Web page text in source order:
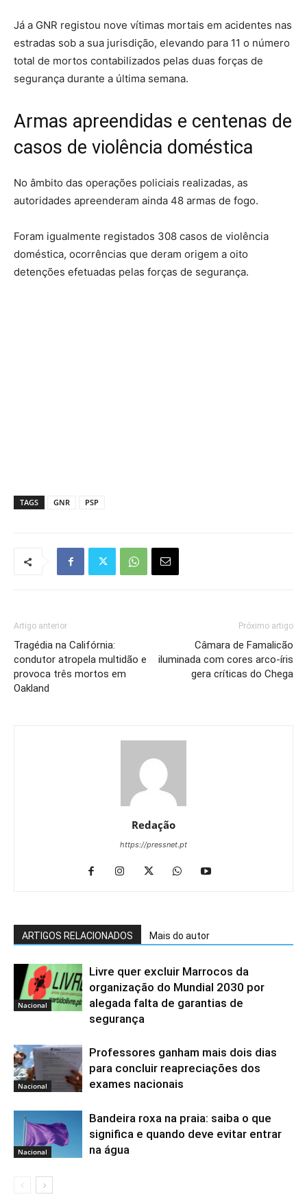
Já a GNR registou nove vítimas mortais em acidentes nas
estradas sob a sua jurisdição, elevando para 11 o número
total de mortos contabilizados pelas duas forças de
segurança durante a última semana.
Armas apreendidas e centenas de
casos de violência doméstica
No âmbito das operações policiais realizadas, as
autoridades apreenderam ainda 48 armas de fogo.
Foram igualmente registados 308 casos de violência
doméstica, ocorrências que deram origem a oito
detenções efetuadas pelas forças de segurança.
TAGS GNR PSP
Artigo anterior
Tragédia na Califórnia:
condutor atropela multidão e
provoca três mortos em
Oakland
Próximo artigo
Câmara de Famalicão
iluminada com cores arco-íris
gera críticas do Chega
Redação
https://pressnet.pt
ARTIGOS RELACIONADOS Mais do autor
Nacional
Livre quer excluir Marrocos da
organização do Mundial 2030 por
alegada falta de garantias de
segurança
Nacional
Professores ganham mais dois dias
para concluir reapreciações dos
exames nacionais
Nacional
Bandeira roxa na praia: saiba o que
significa e quando deve evitar entrar
na água